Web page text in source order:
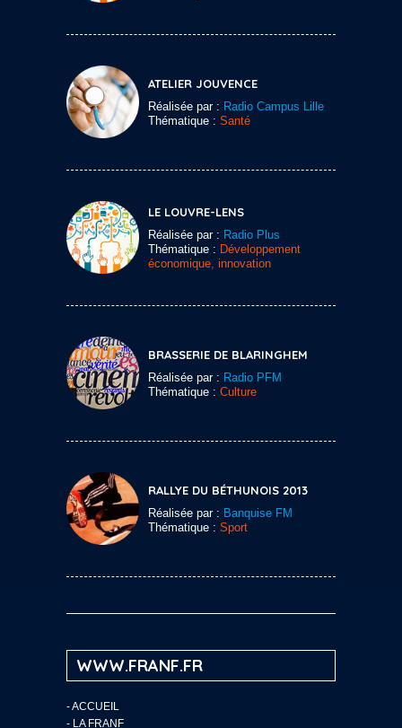
ATELIER JOUVENCE
Réalisée par : Radio Campus Lille
Thématique : Santé
LE LOUVRE-LENS
Réalisée par : Radio Plus
Thématique : Développement
économique, innovation
BRASSERIE DE BLARINGHEM
Réalisée par : Radio PFM
Thématique : Culture
RALLYE DU BÉTHUNOIS 2013
Réalisée par : Banquise FM
Thématique : Sport
WWW.FRANF.FR
-ACCUEIL
- LA FRANF